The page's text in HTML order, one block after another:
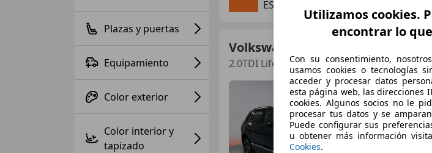
Plazas y puertas
Equipamiento
Color exterior
Color interior y
tapizado
ES-29001 MÁLAGA
Volkswagen Tiguan
2.0TDI Life DSG 110kW
€
Utilizamos cookies.
encontrar lo
Con su consentimiento,
usamos cookies o tecnologías
acceder y procesar datos
esta página web, las direcciones
cookies. Algunos socios no le
procesar tus datos y se
Puede configurar sus
u obtener más información
Cookies.